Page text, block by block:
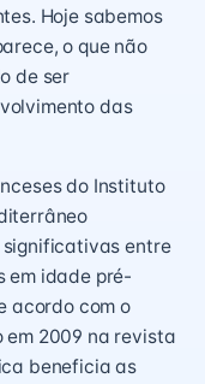
Hoje sabemos
o que não
de ser
das
do Instituto
significativas entre
em idade pré-
acordo com o
2009 na revista
beneficia as